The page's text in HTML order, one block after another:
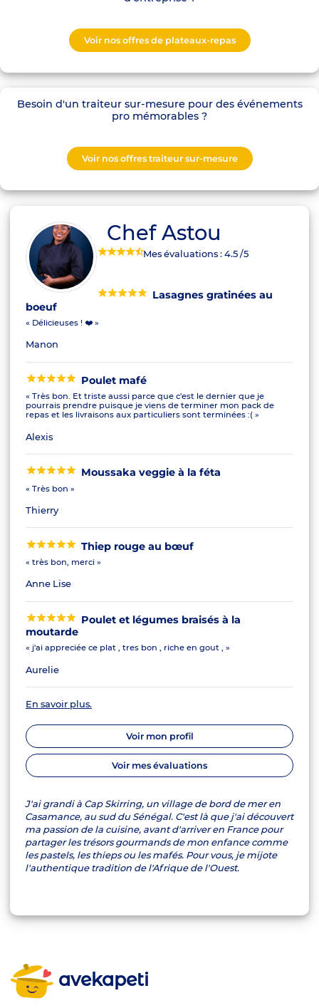
Voir nos offres de plateaux-repas
Besoin d'un traiteur sur-mesure pour des événements
pro mémorables ?
Voir nos offres traiteur sur-mesure
Chef Astou
Mes évaluations :4.5/5
Lasagnes gratinées au
boeuf
« Délicieuses ! ❤️ »
Manon
Poulet mafé
« Très bon. Et triste aussi parce que c'est le dernier que je
pourrais prendre puisque je viens de terminer mon pack de
repas et les livraisons aux particuliers sont terminées :( »
Alexis
Moussaka veggie à la féta
« Très bon »
Thierry
Thiep rouge au bœuf
« très bon, merci »
Anne Lise
Poulet et légumes braisés à la
moutarde
« j'ai appreciée ce plat , tres bon , riche en gout , »
Aurelie
En savoir plus.
Voir mon profil
Voir mes évaluations
J'ai grandi à Cap Skirring, un village de bord de mer en
Casamance, au sud du Sénégal. C'est là que j'ai découvert
ma passion de la cuisine, avant d'arriver en France pour
partager les trésors gourmands de mon enfance comme
les pastels, les thieps ou les mafés. Pour vous, je mijote
l'authentique tradition de l'Afrique de l'Ouest.
avekapeti